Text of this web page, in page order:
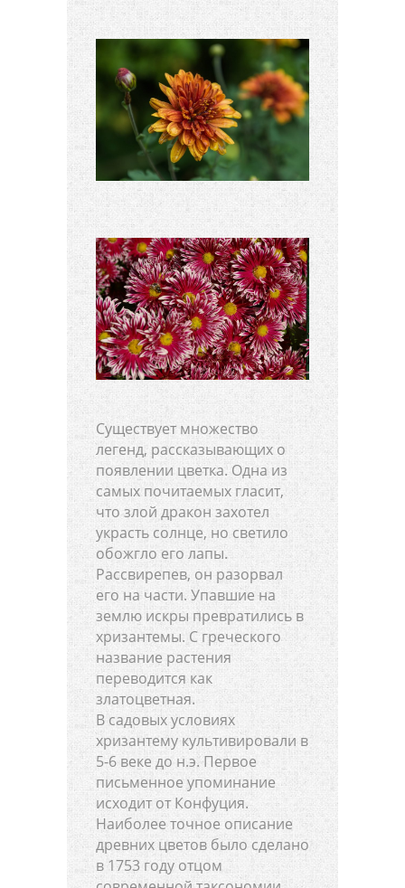
Существует множество
легенд, рассказывающих о
появлении цветка. Одна из
самых почитаемых гласит,
что злой дракон захотел
украсть солнце, но светило
обожгло его лапы.
Рассвирепев, он разорвал
его на части. Упавшие на
землю искры превратились в
хризантемы. С греческого
название растения
переводится как
златоцветная.
В садовых условиях
хризантему культивировали в
5-6 веке до н.э. Первое
письменное упоминание
исходит от Конфуция.
Наиболее точное описание
древних цветов было сделано
в 1753 году отцом